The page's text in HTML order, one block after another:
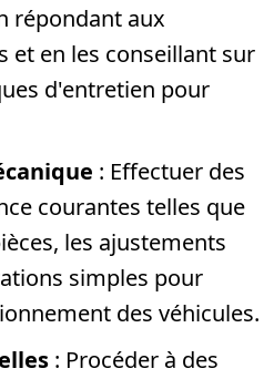
répondant aux
et en les conseillant sur
d'entretien pour
: Effectuer des
courantes telles que
les ajustements
simples pour
des véhicules.
: Procéder à des